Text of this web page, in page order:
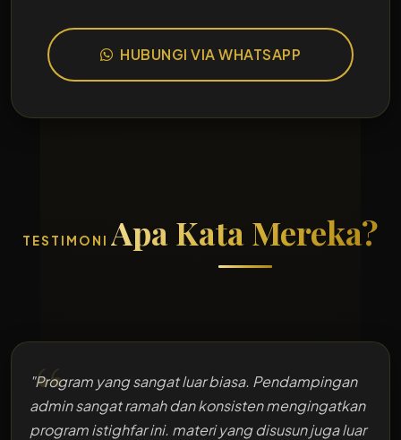
HUBUNGI VIA WHATSAPP
TESTIMONI Apa Kata Mereka?
"Program yang sangat luar biasa. Pendampingan
admin sangat ramah dan konsisten mengingatkan
program istighfar ini. materi yang disusun juga luar